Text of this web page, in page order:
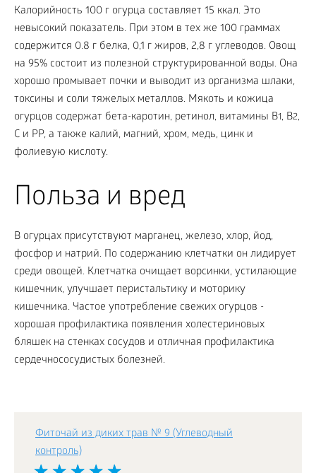
Калорийность 100 г огурца составляет 15 ккал. Это
невысокий показатель. При этом в тех же 100 граммах
содержится 0.8 г белка, 0,1 г жиров, 2,8 г углеводов. Овощ
на 95% состоит из полезной структурированной воды. Она
хорошо промывает почки и выводит из организма шлаки,
токсины и соли тяжелых металлов. Мякоть и кожица
огурцов содержат бета-каротин, ретинол, витамины В1, В2,
С и РР, а также калий, магний, хром, медь, цинк и
фолиевую кислоту.
Польза и вред
В огурцах присутствуют марганец, железо, хлор, йод,
фосфор и натрий. По содержанию клетчатки он лидирует
среди овощей. Клетчатка очищает ворсинки, устилающие
кишечник, улучшает перистальтику и моторику
кишечника. Частое употребление свежих огурцов -
хорошая профилактика появления холестериновых
бляшек на стенках сосудов и отличная профилактика
сердечнососудистых болезней.
Фиточай из диких трав № 9 (Углеводный
контроль)